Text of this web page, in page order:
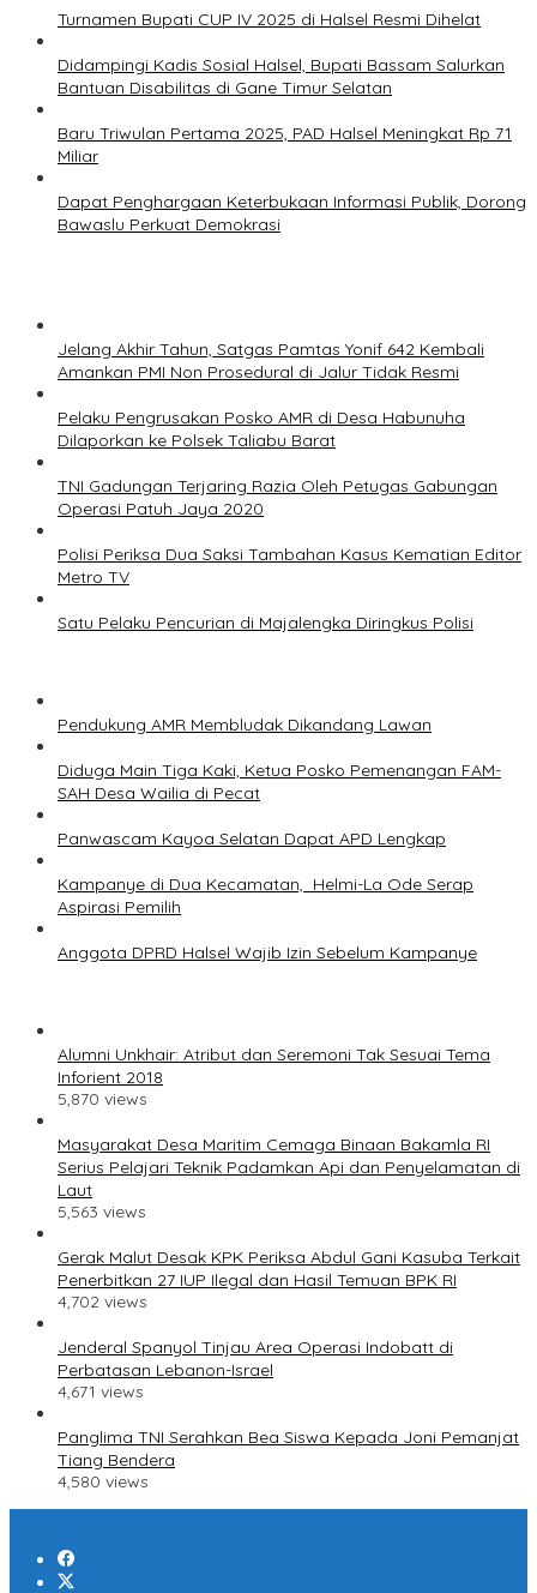
Turnamen Bupati CUP IV 2025 di Halsel Resmi Dihelat
Didampingi Kadis Sosial Halsel, Bupati Bassam Salurkan
Bantuan Disabilitas di Gane Timur Selatan
Baru Triwulan Pertama 2025, PAD Halsel Meningkat Rp 71
Miliar
Dapat Penghargaan Keterbukaan Informasi Publik, Dorong
Bawaslu Perkuat Demokrasi
Jelang Akhir Tahun, Satgas Pamtas Yonif 642 Kembali
Amankan PMI Non Prosedural di Jalur Tidak Resmi
Pelaku Pengrusakan Posko AMR di Desa Habunuha
Dilaporkan ke Polsek Taliabu Barat
TNI Gadungan Terjaring Razia Oleh Petugas Gabungan
Operasi Patuh Jaya 2020
Polisi Periksa Dua Saksi Tambahan Kasus Kematian Editor
Metro TV
Satu Pelaku Pencurian di Majalengka Diringkus Polisi
Pendukung AMR Membludak Dikandang Lawan
Diduga Main Tiga Kaki, Ketua Posko Pemenangan FAM-
SAH Desa Wailia di Pecat
Panwascam Kayoa Selatan Dapat APD Lengkap
Kampanye di Dua Kecamatan, Helmi-La Ode Serap
Aspirasi Pemilih
Anggota DPRD Halsel Wajib Izin Sebelum Kampanye
Alumni Unkhair: Atribut dan Seremoni Tak Sesuai Tema
Inforient 2018
5,870 views
Masyarakat Desa Maritim Cemaga Binaan Bakamla RI
Serius Pelajari Teknik Padamkan Api dan Penyelamatan di
Laut
5,563 views
Gerak Malut Desak KPK Periksa Abdul Gani Kasuba Terkait
Penerbitkan 27 IUP Ilegal dan Hasil Temuan BPK RI
4,702 views
Jenderal Spanyol Tinjau Area Operasi Indobatt di
Perbatasan Lebanon-Israel
4,671 views
Panglima TNI Serahkan Bea Siswa Kepada Joni Pemanjat
Tiang Bendera
4,580 views